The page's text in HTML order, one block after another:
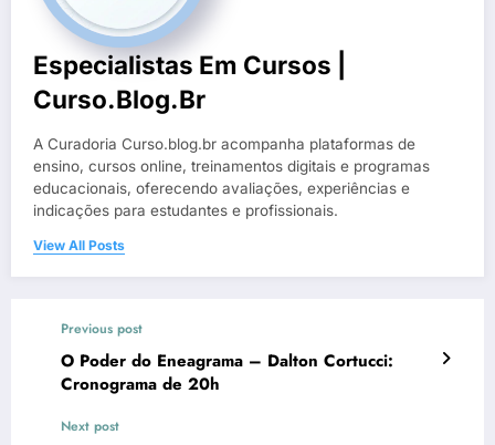
Especialistas Em Cursos |
Curso.blog.br
A Curadoria Curso.blog.br acompanha plataformas de
ensino, cursos online, treinamentos digitais e programas
educacionais, oferecendo avaliações, experiências e
indicações para estudantes e profissionais.
View All Posts
Previous post
O Poder do Eneagrama – Dalton Cortucci:
Cronograma de 20h
Next post